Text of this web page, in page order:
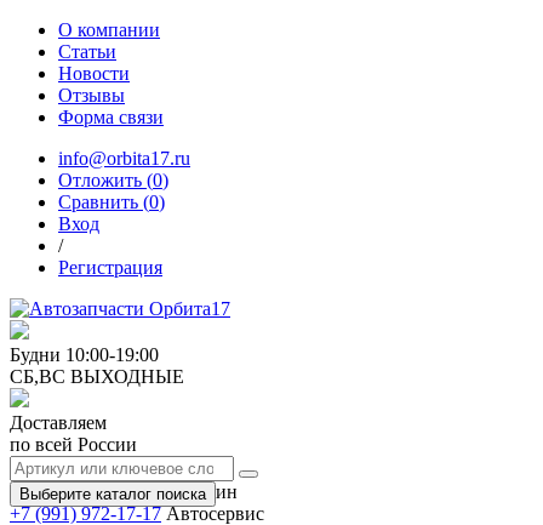
О компании
Статьи
Новости
Отзывы
Форма связи
info@orbita17.ru
Отложить (0)
Сравнить (0)
Вход
/
Регистрация
Будни 10:00-19:00
СБ,ВС ВЫХОДНЫЕ
Доставляем
по всей России
Выберите каталог поиска
+7 (991) 973-17-17Магазин
+7 (991) 972-17-17Автосервис